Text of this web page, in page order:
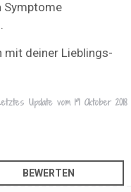
Symptome
mit deiner Lieblings-
Update vom 19 Oktober 2018